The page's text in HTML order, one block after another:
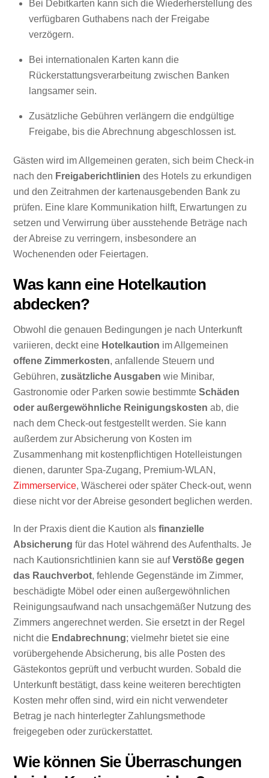
Bei Debitkarten kann sich die Wiederherstellung des
verfügbaren Guthabens nach der Freigabe
verzögern.
Bei internationalen Karten kann die
Rückerstattungsverarbeitung zwischen Banken
langsamer sein.
Zusätzliche Gebühren verlängern die endgültige
Freigabe, bis die Abrechnung abgeschlossen ist.
Gästen wird im Allgemeinen geraten, sich beim Check-in
nach den Freigaberichtlinien des Hotels zu erkundigen
und den Zeitrahmen der kartenausgebenden Bank zu
prüfen. Eine klare Kommunikation hilft, Erwartungen zu
setzen und Verwirrung über ausstehende Beträge nach
der Abreise zu verringern, insbesondere an
Wochenenden oder Feiertagen.
Was kann eine Hotelkaution
abdecken?
Obwohl die genauen Bedingungen je nach Unterkunft
variieren, deckt eine Hotelkaution im Allgemeinen
offene Zimmerkosten, anfallende Steuern und
Gebühren,zusätzliche Ausgaben wie Minibar,
Gastronomie oder Parken sowie bestimmteSchäden
oder außergewöhnliche Reinigungskosten ab, die
nach dem Check-out festgestellt werden. Sie kann
außerdem zur Absicherung von Kosten im
Zusammenhang mit kostenpflichtigen Hotelleistungen
dienen, darunter Spa-Zugang, Premium-WLAN,
Zimmerservice, Wäscherei oder später Check-out, wenn
diese nicht vor der Abreise gesondert beglichen werden.
In der Praxis dient die Kaution alsfinanzielle
Absicherung für das Hotel während des Aufenthalts. Je
nach Kautionsrichtlinien kann sie aufVerstöße gegen
das Rauchverbot, fehlende Gegenstände im Zimmer,
beschädigte Möbel oder einen außergewöhnlichen
Reinigungsaufwand nach unsachgemäßer Nutzung des
Zimmers angerechnet werden. Sie ersetzt in der Regel
nicht die Endabrechnung; vielmehr bietet sie eine
vorübergehende Absicherung, bis alle Posten des
Gästekontos geprüft und verbucht wurden. Sobald die
Unterkunft bestätigt, dass keine weiteren berechtigten
Kosten mehr offen sind, wird ein nicht verwendeter
Betrag je nach hinterlegter Zahlungsmethode
freigegeben oder zurückerstattet.
Wie können Sie Überraschungen